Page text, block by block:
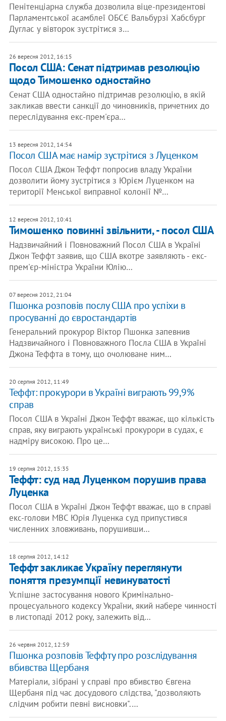
Пенітенціарна служба дозволила віце-президентові
Парламентської асамблеї ОБСЄ Вальбурзі Хабсбург
Дуглас у вівторок зустрітися з…
26 вересня 2012, 16:15
Посол США: Сенат підтримав резолюцію
щодо Тимошенко одностайно
Сенат США одностайно підтримав резолюцію, в якій
закликав ввести санкції до чиновників, причетних до
переслідування екс-прем'єра…
13 вересня 2012, 14:54
Посол США має намір зустрітися з Луценком
Посол США Джон Теффт попросив владу України
дозволити йому зустрітися з Юрієм Луценком на
території Менської виправної колонії №…
12 вересня 2012, 10:41
Тимошенко повинні звільнити, - посол США
Надзвичайний і Повноважний Посол США в Україні
Джон Теффт заявив, що США вкотре заявляють - екс-
прем'єр-міністра України Юлію…
07 вересня 2012, 21:04
Пшонка розповів послу США про успіхи в
просуванні до євростандартів
Генеральний прокурор Віктор Пшонка запевнив
Надзвичайного і Повноважного Посла США в Україні
Джона Теффта в тому, що очолюване ним…
20 серпня 2012, 11:49
Теффт: прокурори в Україні виграють 99,9%
справ
Посол США в Україні Джон Теффт вважає, що кількість
справ, яку виграють українські прокурори в судах, є
надміру високою. Про це…
19 серпня 2012, 15:35
Теффт: суд над Луценком порушив права
Луценка
Посол США в Україні Джон Теффт вважає, що в справі
екс-голови МВС Юрія Луценка суд припустився
численних зловживань, порушивши…
18 серпня 2012, 14:12
Теффт закликає Україну переглянути
поняття презумпції невинуватості
Успішне застосування нового Кримінально-
процесуального кодексу України, який набере чинності
в листопаді 2012 року, залежить від…
26 червня 2012, 12:59
Пшонка розповів Теффту про розслідування
вбивства Щербаня
Матеріали, зібрані у справі про вбивство Євгена
Щербаня під час досудового слідства, "дозволяють
слідчим робити певні висновки".…